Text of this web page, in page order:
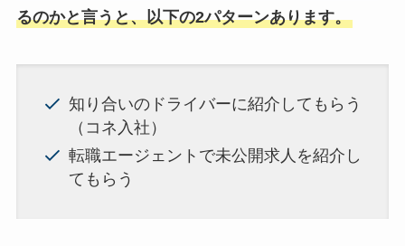
るのかと言うと、以下の2パターンあります。
知り合いのドライバーに紹介してもらう
（コネ入社）
転職エージェントで未公開求人を紹介し
てもらう